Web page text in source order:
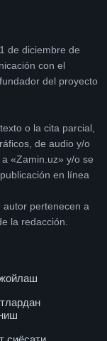
de diciembre de
con el
del proyecto
o la cita parcial,
de audio y/o
«Zamin.uz» y/o se
en línea
autor pertenecen a
la redacción.